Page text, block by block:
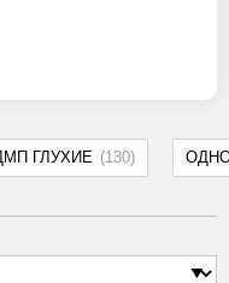
ГЛУХИЕ (130)